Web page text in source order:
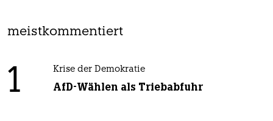
meistkommentiert
1 Krise der Demokratie
AfD-Wählen als Triebabfuhr